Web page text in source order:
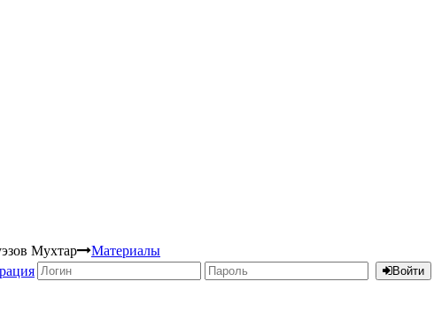
Мухтар Материалы
Войти